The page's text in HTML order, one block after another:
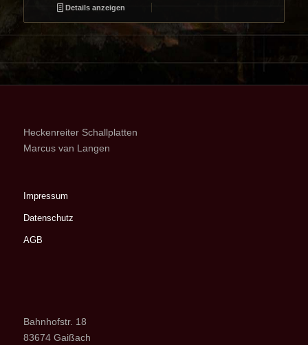
Details anzeigen
Heckenreiter Schallplatten
Marcus van Langen
Impressum
Datenschutz
AGB
Bahnhofstr. 18
83674 Gaißach